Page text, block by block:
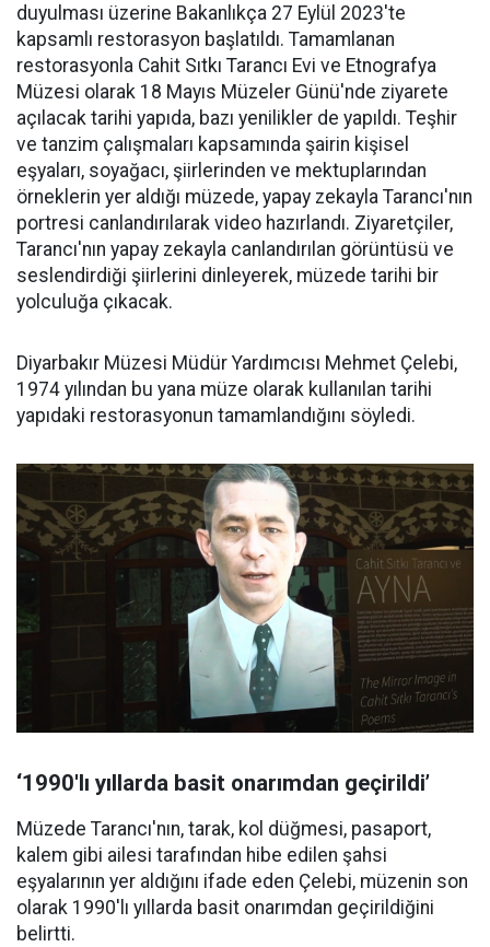
duyulması üzerine Bakanlıkça 27 Eylül 2023'te
kapsamlı restorasyon başlatıldı. Tamamlanan
restorasyonla Cahit Sıtkı Tarancı Evi ve Etnografya
Müzesi olarak 18 Mayıs Müzeler Günü'nde ziyarete
açılacak tarihi yapıda, bazı yenilikler de yapıldı. Teşhir
ve tanzim çalışmaları kapsamında şairin kişisel
eşyaları, soyağacı, şiirlerinden ve mektuplarından
örneklerin yer aldığı müzede, yapay zekayla Tarancı'nın
portresi canlandırılarak video hazırlandı. Ziyaretçiler,
Tarancı'nın yapay zekayla canlandırılan görüntüsü ve
seslendirdiği şiirlerini dinleyerek, müzede tarihi bir
yolculuğa çıkacak.
Diyarbakır Müzesi Müdür Yardımcısı Mehmet Çelebi,
1974 yılından bu yana müze olarak kullanılan tarihi
yapıdaki restorasyonun tamamlandığını söyledi.
‘1990'lı yıllarda basit onarımdan geçirildi’
Müzede Tarancı'nın, tarak, kol düğmesi, pasaport,
kalem gibi ailesi tarafından hibe edilen şahsi
eşyalarının yer aldığını ifade eden Çelebi, müzenin son
olarak 1990'lı yıllarda basit onarımdan geçirildiğini
belirtti.